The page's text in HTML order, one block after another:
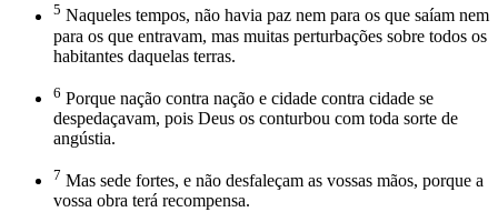
5 Naqueles tempos, não havia paz nem para os que saíam nem
para os que entravam, mas muitas perturbações sobre todos os
habitantes daquelas terras.
6 Porque nação contra nação e cidade contra cidade se
despedaçavam, pois Deus os conturbou com toda sorte de
angústia.
7 Mas sede fortes, e não desfaleçam as vossas mãos, porque a
vossa obra terá recompensa.